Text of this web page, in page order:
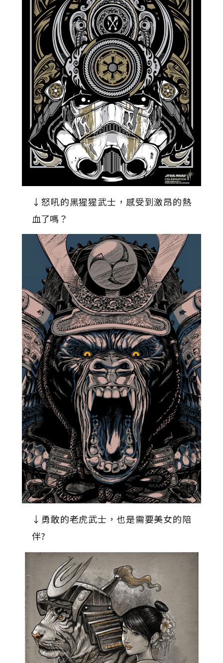
↓怒吼的黑猩猩武士，感受到激昂的熱
血了嗎？
↓勇敢的老虎武士，也是需要美女的陪
伴?